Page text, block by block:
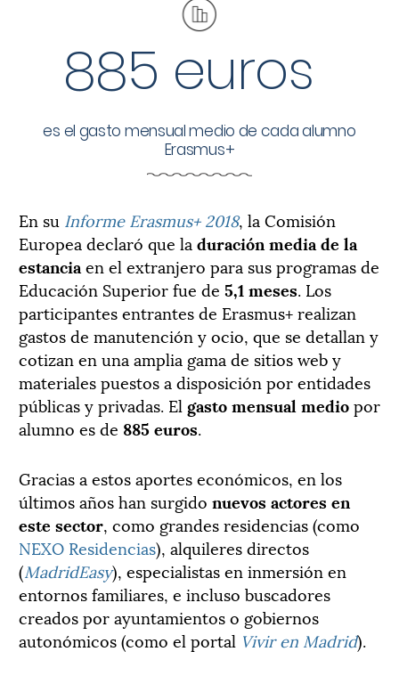
885 euros
es el gasto mensual medio de cada alumno
Erasmus+
En su Informe Erasmus+ 2018, la Comisión
Europea declaró que la duración media de la
estancia en el extranjero para sus programas de
Educación Superior fue de 5,1 meses. Los
participantes entrantes de Erasmus+ realizan
gastos de manutención y ocio, que se detallan y
cotizan en una amplia gama de sitios web y
materiales puestos a disposición por entidades
públicas y privadas. El gasto mensual mediopor
alumno es de 885 euros.
Gracias a estos aportes económicos, en los
últimos años han surgido nuevos actores en
este sector, como grandes residencias (como
NEXO Residencias), alquileres directos
(MadridEasy), especialistas en inmersión en
entornos familiares, e incluso buscadores
creados por ayuntamientos o gobiernos
autonómicos (como el portal Vivir en Madrid).